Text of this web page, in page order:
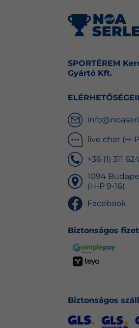
SPORTÉREM
Gyártó Kft.
live chat (H-
+36 (1) 311
1094
(H-P 9-16)
Facebook
Biztonságos
Biztonságos